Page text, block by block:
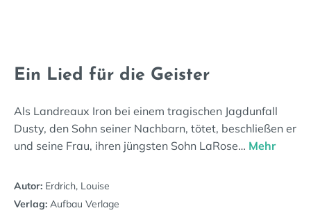
Ein Lied für die Geister
Als Landreaux Iron bei einem tragischen Jagdunfall
Dusty, den Sohn seiner Nachbarn, tötet, beschließen er
und seine Frau, ihren jüngsten Sohn LaRose… Mehr
Autor: Erdrich, Louise
Verlag: Aufbau Verlage